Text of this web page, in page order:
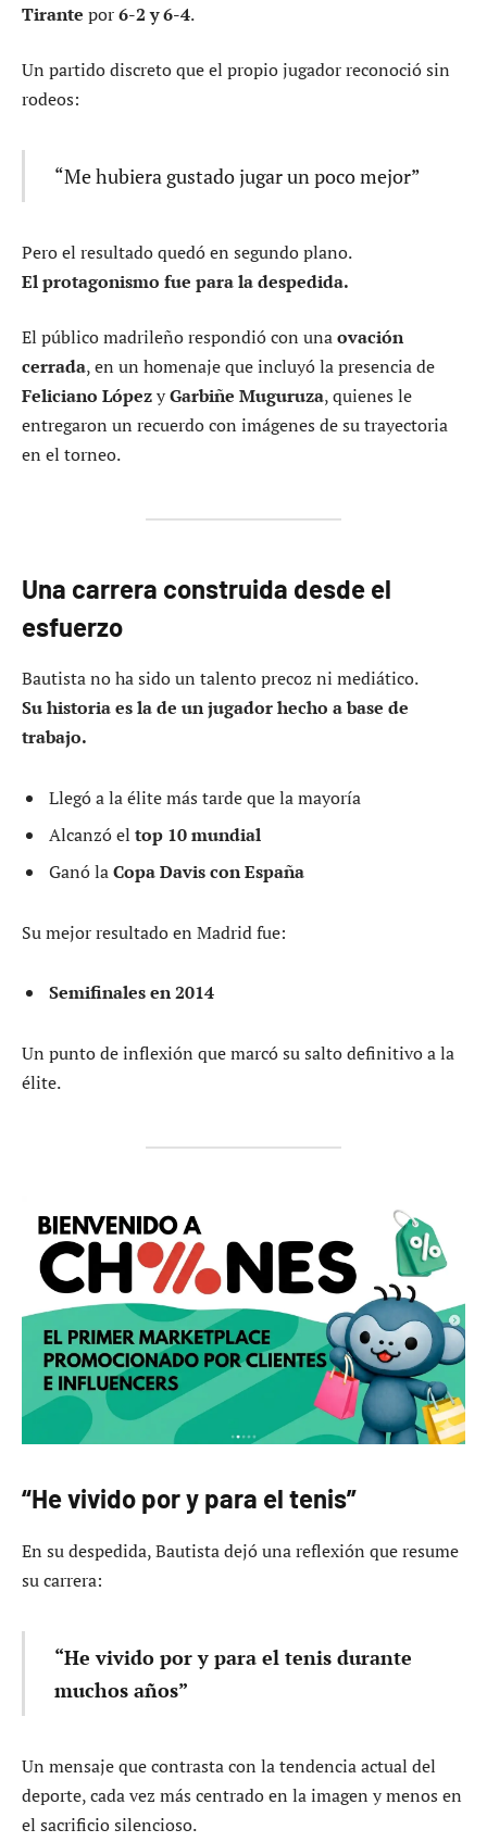
Tirante por6-2 y 6-4.
Un partido discreto que el propio jugador reconoció sin
rodeos:
“Me hubiera gustado jugar un poco mejor”
Pero el resultado quedó en segundo plano.
El protagonismo fue para la despedida.
El público madrileño respondió con unaovación
cerrada, en un homenaje que incluyó la presencia de
Feliciano LópezyGarbiñe Muguruza, quienes le
entregaron un recuerdo con imágenes de su trayectoria
en el torneo.
Una carrera construida desde el
esfuerzo
Bautista no ha sido un talento precoz ni mediático.
Su historia es la de un jugador hecho a base de
trabajo.
Llegó a la élite más tarde que la mayoría
Alcanzó el top 10 mundial
Ganó laCopa Davis con España
Su mejor resultado en Madrid fue:
Semifinales en 2014
Un punto de inflexión que marcó su salto definitivo a la
élite.
“He vivido por y para el tenis”
En su despedida, Bautista dejó una reflexión que resume
su carrera:
“He vivido por y para el tenis durante
muchos años”
Un mensaje que contrasta con la tendencia actual del
deporte, cada vez más centrado en la imagen y menos en
el sacrificio silencioso.